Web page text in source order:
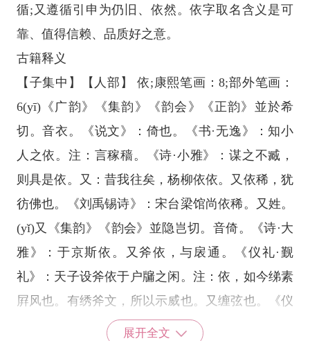
循;又遵循引申为仍旧、依然。依字取名含义是可
靠、值得信赖、品质好之意。
古籍释义
【子集中】【人部】 依;康熙笔画：8;部外笔画：
6(yī)《广韵》《集韵》《韵会》《正韵》並於希
切。音衣。《说文》：倚也。《书·无逸》：知小
人之依。注：言稼穑。《诗·小雅》：谋之不臧，
则具是依。又：昔我往矣，杨柳依依。又依稀，犹
彷佛也。《刘禹锡诗》：宋台梁馆尚依稀。又姓。
(yǐ)又《集韵》《韵会》並隐岂切。音倚。《诗·大
雅》：于京斯依。又斧依，与扆通。《仪礼·觐
礼》：天子设斧依于户牖之闲。注：依，如今绨素
屛风也。有绣斧文，所以示威也。又缠弦也。《仪
礼·即夕礼》：设依挞焉。疏：依，以韦依缠其
展开全文